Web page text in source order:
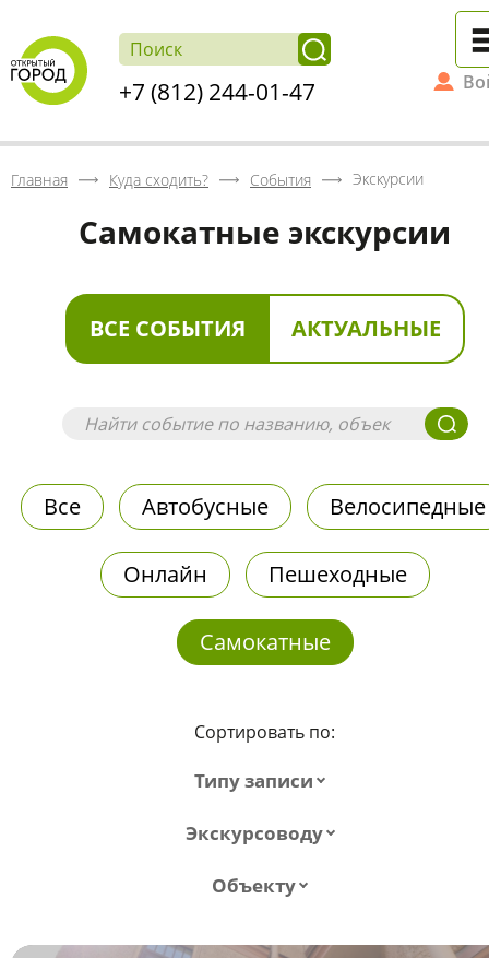
+7 (812) 244-01-47
Главная Куда сходить? События Экскурсии
Самокатные экскурсии
ВСЕ СОБЫТИЯ АКТУАЛЬНЫЕ
Все Автобусные Велосипедные
Онлайн Пешеходные
Самокатные
Сортировать по:
Типу записи
Экскурсоводу
Объекту